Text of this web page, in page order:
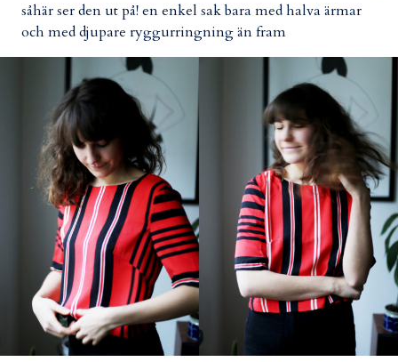
såhär ser den ut på! en enkel sak bara med halva ärmar
och med djupare ryggurringning än fram